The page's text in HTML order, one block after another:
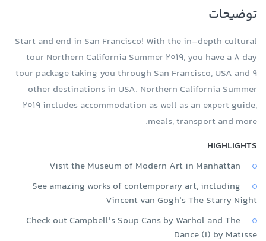
توضیحات
Start and end in San Francisco! With the in-depth cultural
tour Northern California Summer 2019, you have a 8 day
tour package taking you through San Francisco, USA and 9
other destinations in USA. Northern California Summer
2019 includes accommodation as well as an expert guide,
meals, transport and more.
HIGHLIGHTS
Visit the Museum of Modern Art in Manhattan
See amazing works of contemporary art, including
Vincent van Gogh's The Starry Night
Check out Campbell's Soup Cans by Warhol and The
Dance (I) by Matisse